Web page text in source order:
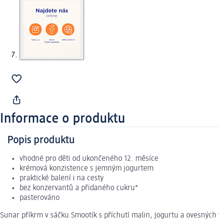
Informace o produktu
Popis produktu
vhodné pro děti od ukončeného 12. měsíce
krémová konzistence s jemným jogurtem
praktické balení i na cesty
bez konzervantů a přidaného cukru*
pasterováno
Sunar příkrm v sáčku Smootík s příchutí malin, jogurtu a